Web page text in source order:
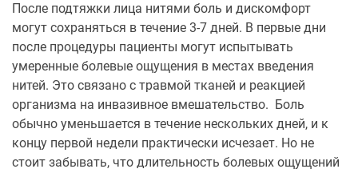
После подтяжки лица нитями боль и дискомфорт
могут сохраняться в течение 3-7 дней. В первые дни
после процедуры пациенты могут испытывать
умеренные болевые ощущения в местах введения
нитей. Это связано с травмой тканей и реакцией
организма на инвазивное вмешательство. Боль
обычно уменьшается в течение нескольких дней, и к
концу первой недели практически исчезает. Но не
стоит забывать, что длительность болевых ощущений